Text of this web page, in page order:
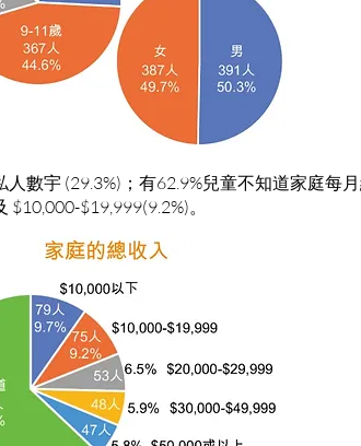
數宇 (29.3%)；有62.9%兒童不知道家庭每
$19,999(9.2%)。